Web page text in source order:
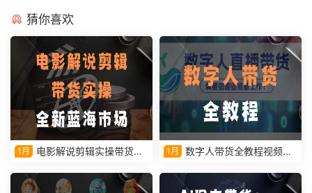
猜你喜欢
1月
电影解说剪辑实操带货全
1月
数字人带货全教程视频课